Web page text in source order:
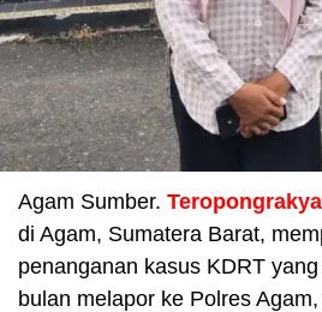
Agam Sumber.
di Agam, Sumatera Barat,
penanganan kasus KDRT
bulan melapor ke Polres